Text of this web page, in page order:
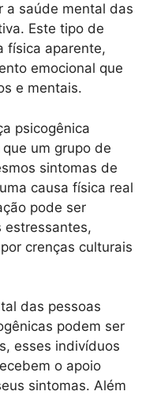
a saúde mental das
Este tipo de
física aparente,
emocional que
e mentais.
psicogênica
um grupo de
sintomas de
causa física real
pode ser
estressantes,
crenças culturais
das pessoas
podem ser
esses indivíduos
o apoio
sintomas. Além